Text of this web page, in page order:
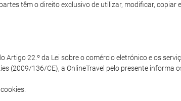
têm o direito exclusivo de utilizar, modificar,
22.º da Lei sobre o comércio eletrónico e os
(2009/136/CE), a OnlineTravel pelo presente informa